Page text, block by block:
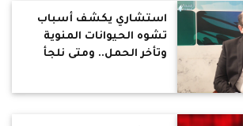
استشاري يكشف أسباب
تشوه الحيوانات المنوية
وتأخر الحمل.. ومتى نلجأ